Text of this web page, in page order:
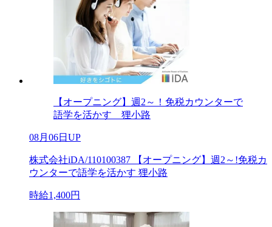
【オープニング】週2～！免税カウンターで
語学を活かす 狸小路
08月06日UP
株式会社iDA/110100387 【オープニング】週2～!免税カ
ウンターで語学を活かす 狸小路
時給1,400円